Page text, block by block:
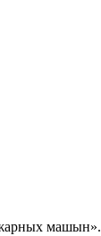
машын».